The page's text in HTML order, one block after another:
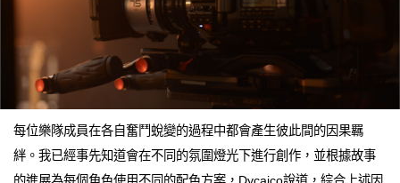
每位樂隊成員在各自奮鬥蛻變的過程中都會產生彼此間的因果羈
絆。我已經事先知道會在不同的氛圍燈光下進行創作，並根據故事
的進展為每個角色使用不同的配色方案，Dycaico說道，綜合上述因